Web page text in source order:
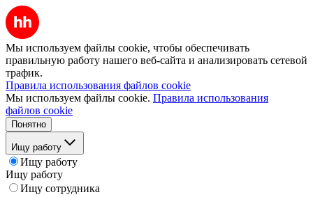
Мы используем файлы cookie, чтобы обеспечивать
правильную работу нашего веб-сайта и анализировать сетевой
трафик.
Правила использования файлов cookie
Мы используем файлы cookie. Правила использования
файлов cookie
Понятно
Ищу работу
Ищу работу
Ищу работу
Ищу сотрудника